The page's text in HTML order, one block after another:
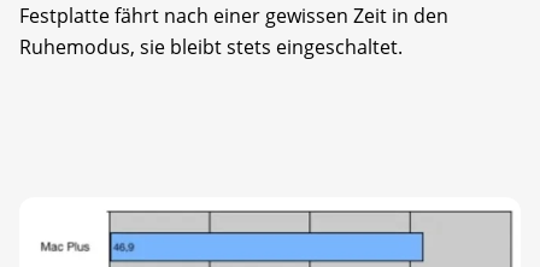
Festplatte fährt nach einer gewissen Zeit in den
Ruhemodus, sie bleibt stets eingeschaltet.